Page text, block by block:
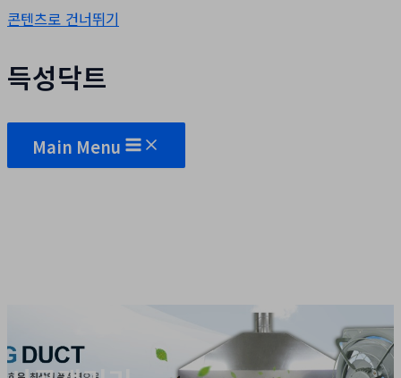
콘텐츠로 건너뛰기
득성닥트
Main Menu